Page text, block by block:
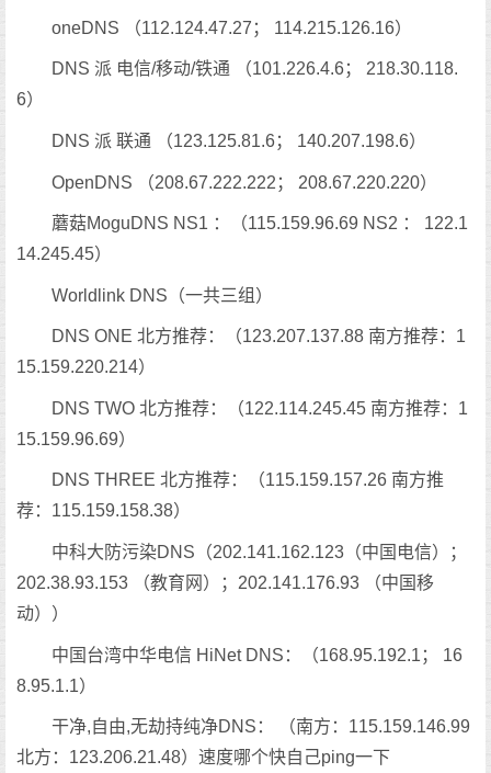
oneDNS （112.124.47.27； 114.215.126.16）
DNS 派 电信/移动/铁通 （101.226.4.6； 218.30.118.
6）
DNS 派 联通 （123.125.81.6； 140.207.198.6）
OpenDNS （208.67.222.222； 208.67.220.220）
蘑菇MoguDNS NS1 ：（115.159.96.69 NS2 ： 122.1
14.245.45）
Worldlink DNS（一共三组）
DNS ONE 北方推荐：（123.207.137.88 南方推荐：1
15.159.220.214）
DNS TWO 北方推荐：（122.114.245.45 南方推荐：1
15.159.96.69）
DNS THREE 北方推荐：（115.159.157.26 南方推
荐：115.159.158.38）
中科大防污染DNS（202.141.162.123（中国电信）；
202.38.93.153 （教育网）；202.141.176.93 （中国移
动））
中国台湾中华电信 HiNet DNS：（168.95.192.1； 16
8.95.1.1）
干净,自由,无劫持纯净DNS： （南方：115.159.146.99
北方：123.206.21.48）速度哪个快自己ping一下